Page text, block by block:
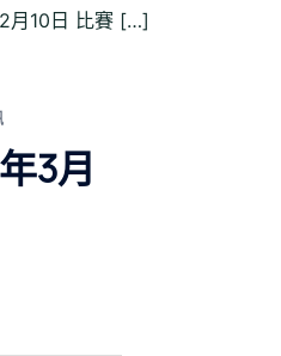
月10日 比賽 […]
3月